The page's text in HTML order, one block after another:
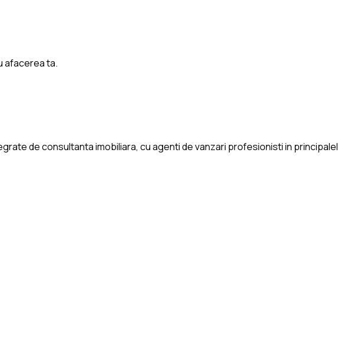
afacerea ta.
de consultanta imobiliara, cu agenti de vanzari profesionisti in